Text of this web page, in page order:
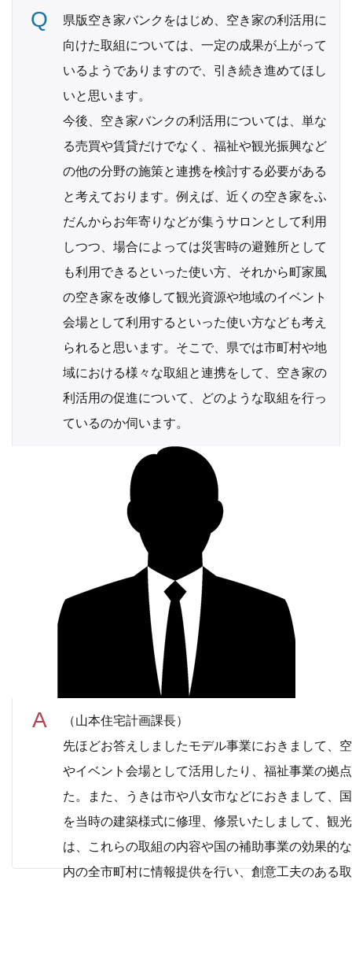
県版空き家バンクをはじめ、空き家の利活用に
向けた取組については、一定の成果が上がって
いるようでありますので、引き続き進めてほし
いと思います。
今後、空き家バンクの利活用については、単な
る売買や賃貸だけでなく、福祉や観光振興など
の他の分野の施策と連携を検討する必要がある
と考えております。例えば、近くの空き家をふ
だんからお年寄りなどが集うサロンとして利用
しつつ、場合によっては災害時の避難所として
も利用できるといった使い方、それから町家風
の空き家を改修して観光資源や地域のイベント
会場として利用するといった使い方なども考え
られると思います。そこで、県では市町村や地
域における様々な取組と連携をして、空き家の
利活用の促進について、どのような取組を行っ
ているのか伺います。
（山本住宅計画課長）
先ほどお答えしましたモデル事業におきまして、
やイベント会場として活用したり、福祉事業の拠
た。また、うきは市や八女市などにおきまして、
を当時の建築様式に修理、修景いたしまして、観
は、これらの取組の内容や国の補助事業の効果的
内の全市町村に情報提供を行い、創意工夫のある